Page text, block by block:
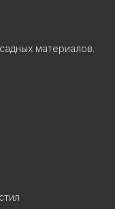
материалов.